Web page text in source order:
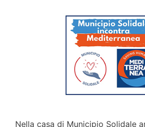
Nella casa di Municipio Solidale